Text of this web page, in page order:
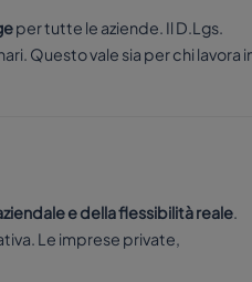
per tutte le aziende. Il D.Lgs.
Questo vale sia per chi lavora
e della flessibilità reale.
Le imprese private,